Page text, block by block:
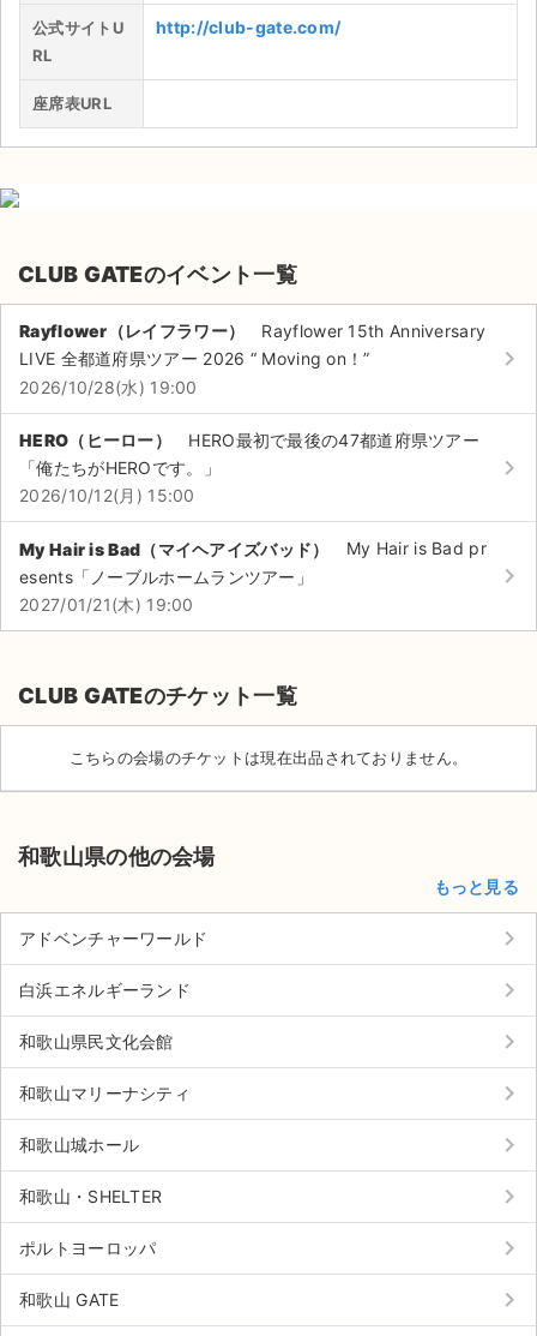
ご利用ガイド
手数料・お支払い方法
AIに質問する
よくある質問
サイト情報
チケットジャム運営会社
プライバシーポリシー
特定商取引法に基づく表記
公演登録依頼
不正転売禁止法について
チケットジャムの取り組み
音楽情報
公式サイトU
RL
http://club-gate.com/
座席表URL
CLUB GATEのイベント一覧
Rayflower（レイフラワー）
Rayflower 15th Anniversary
LIVE 全都道府県ツアー 2026 “ Moving on！”
2026/10/28(水) 19:00
keyboard_arrow_right
HERO（ヒーロー）
HERO最初で最後の47都道府県ツアー
「俺たちがHEROです。」
2026/10/12(月) 15:00
keyboard_arrow_right
My Hair is Bad（マイヘアイズバッド）
My Hair is Bad pr
esents「ノーブルホームランツアー」
2027/01/21(木) 19:00
keyboard_arrow_right
CLUB GATEのチケット一覧
こちらの会場のチケットは現在出品されておりません。
和歌山県の他の会場
もっと見る
アドベンチャーワールド keyboard_arrow_right
白浜エネルギーランド keyboard_arrow_right
和歌山県民文化会館 keyboard_arrow_right
和歌山マリーナシティ keyboard_arrow_right
和歌山城ホール keyboard_arrow_right
和歌山・SHELTER keyboard_arrow_right
ポルトヨーロッパ keyboard_arrow_right
和歌山 GATE keyboard_arrow_right